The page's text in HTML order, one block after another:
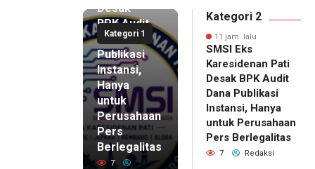
Kategori 1
Desak
BPK Audit
Dana
Publikasi
Instansi,
Hanya
untuk
Perusahaan
Pers
Berlegalitas
7
11 jam lalu
Ketum
DPP
Kategori 2
11 jam lalu
SMSI Eks
Karesidenan Pati
Desak BPK Audit
Dana Publikasi
Instansi, Hanya
untuk Perusahaan
Pers Berlegalitas
7 Redaksi